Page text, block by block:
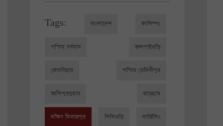
Tags: বাংলাদেশ কালিম্পং
পশ্চিম বর্ধমান জলপাইগুড়ি
কোচবিহার পশ্চিম মেদিনীপুর
আলিপুরদুয়ার ঝাড়গ্রাম
দক্ষিণ দিনাজপুর শিলিগুড়ি দার্জিলিং